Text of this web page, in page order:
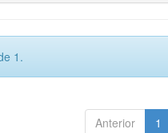
1.
Anterior 1